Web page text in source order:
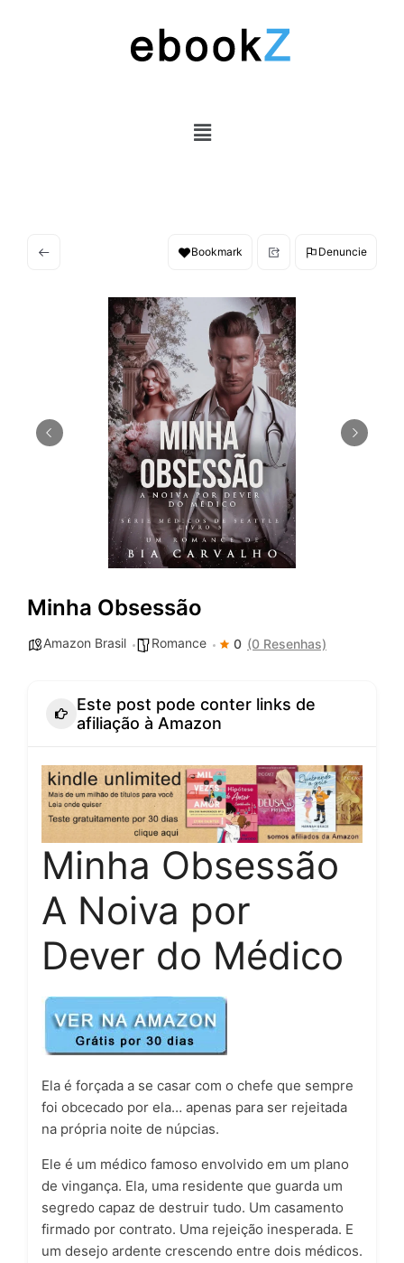
Bookmark Denuncie
Minha Obsessão
Amazon Brasil Romance 0 (0 Resenhas)
Este post pode conter links de
afiliação à Amazon
Minha Obsessão
A Noiva por
Dever do Médico
Ela é forçada a se casar com o chefe que sempre
foi obcecado por ela… apenas para ser rejeitada
na própria noite de núpcias.
Ele é um médico famoso envolvido em um plano
de vingança. Ela, uma residente que guarda um
segredo capaz de destruir tudo. Um casamento
firmado por contrato. Uma rejeição inesperada. E
um desejo ardente crescendo entre dois médicos.